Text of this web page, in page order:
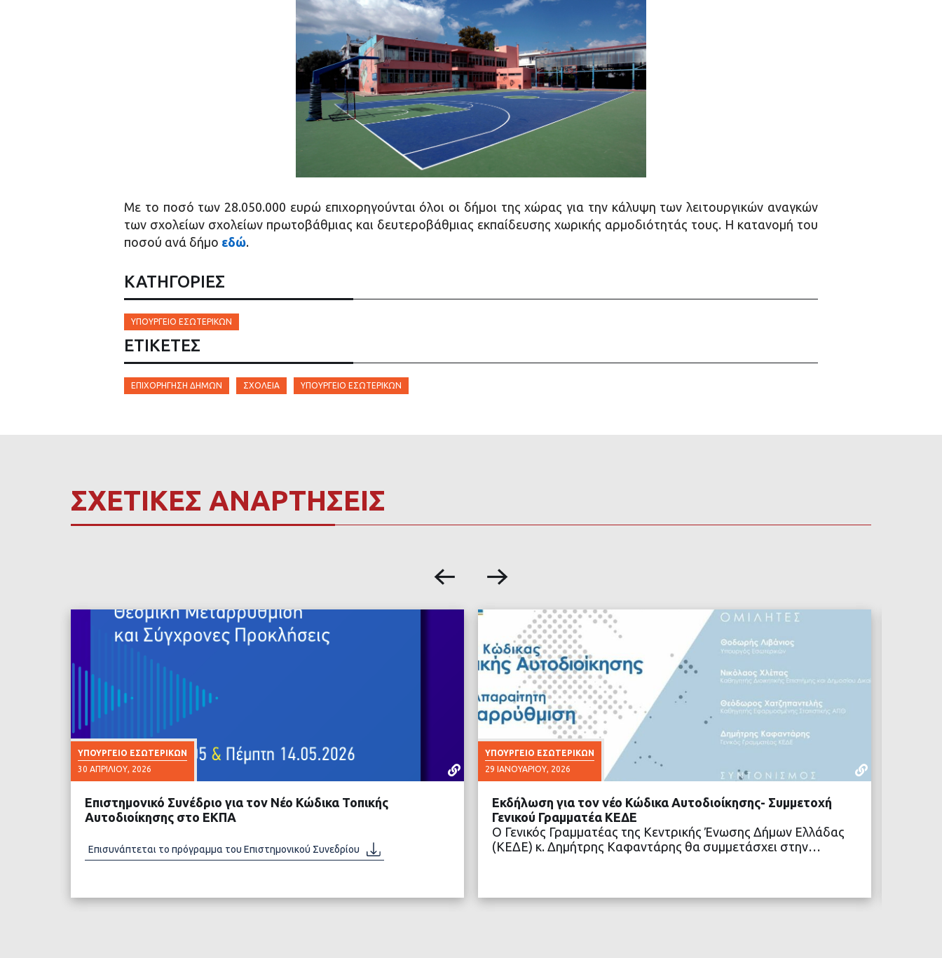
Με το ποσό των 28.050.000 ευρώ επιχορηγούνται όλοι οι δήμοι της χώρας για την κάλυψη των λειτουργικών αναγκών
των σχολείων σχολείων πρωτοβάθμιας και δευτεροβάθμιας εκπαίδευσης χωρικής αρμοδιότητάς τους. Η κατανομή του
ποσού ανά δήμο εδώ.
ΚΑΤΗΓΟΡΙΕΣ
ΥΠΟΥΡΓΕΊΟ ΕΣΩΤΕΡΙΚΏΝ
ΕΤΙΚΈΤΕΣ
ΕΠΙΧΟΡΉΓΗΣΗ ΔΉΜΩΝ ΣΧΟΛΕΊΑ ΎΠΟΥΡΓΕΊΟ ΕΣΩΤΕΡΙΚΏΝ
ΣΧΕΤΙΚΕΣ ΑΝΑΡΤΗΣΕΙΣ
ΥΠΟΥΡΓΕΊΟ ΕΣΩΤΕΡΙΚΏΝ
30 ΑΠΡΙΛΊΟΥ, 2026
Επιστημονικό Συνέδριο για τον Νέο Κώδικα Τοπικής
Αυτοδιοίκησης στο ΕΚΠΑ
Επισυνάπτεται το πρόγραμμα του Επιστημονικού Συνεδρίου
ΥΠΟΥΡΓΕΊΟ ΕΣΩΤΕΡΙΚΏΝ
29 ΙΑΝΟΥΑΡΊΟΥ, 2026
Εκδήλωση για τον νέο Κώδικα Αυτοδιοίκησης- Συμμετοχή
Γενικού Γραμματέα ΚΕΔΕ
Ο Γενικός Γραμματέας της Κεντρικής Ένωσης Δήμων Ελλάδας
(ΚΕΔΕ) κ. Δημήτρης Καφαντάρης θα συμμετάσχει στην…